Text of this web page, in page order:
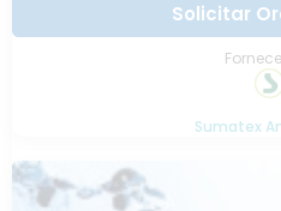
Solicitar
Sumatex